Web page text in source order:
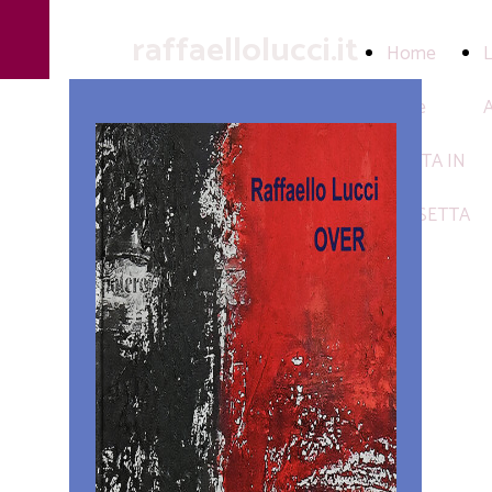
Home
Page
POSTA IN
CASSETTA